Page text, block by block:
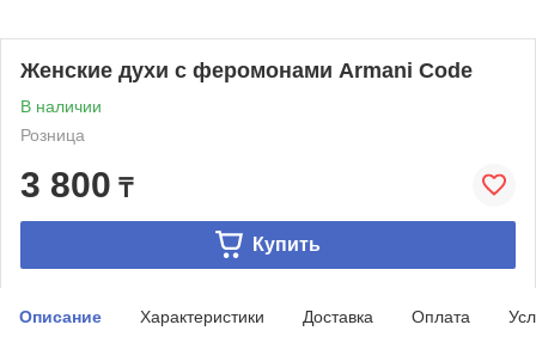
Женские духи с феромонами Armani Code
В наличии
Розница
3 800 ₸
Купить
Описание Характеристики Доставка Оплата